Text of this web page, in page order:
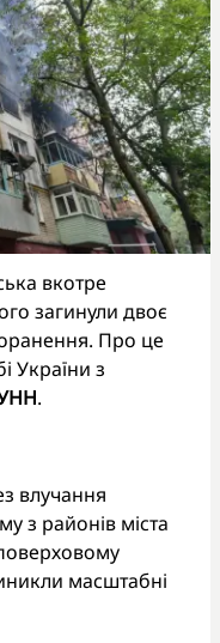
вкотре
загинули двоє
Про це
України з
.
влучання
з районів міста
масштабні